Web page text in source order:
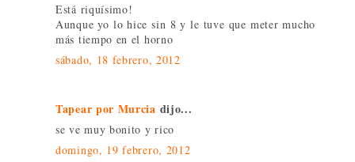
Está riquísimo!
Aunque yo lo hice sin 8 y le tuve que meter mucho
más tiempo en el horno
sábado, 18 febrero, 2012
Tapear por Murcia dijo...
se ve muy bonito y rico
domingo, 19 febrero, 2012